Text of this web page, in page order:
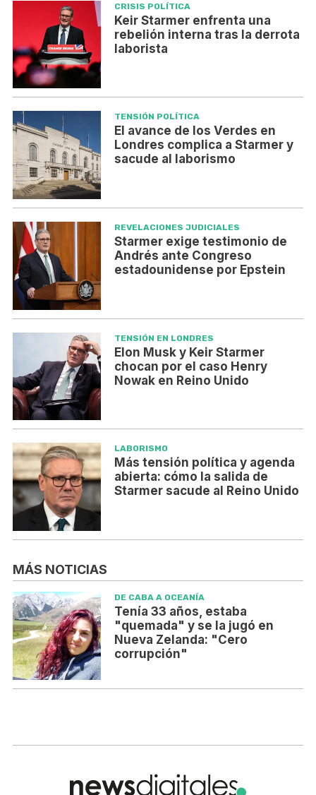
CRISIS POLÍTICA
Keir Starmer enfrenta una
rebelión interna tras la derrota
laborista
TENSIÓN POLÍTICA
El avance de los Verdes en
Londres complica a Starmer y
sacude al laborismo
REVELACIONES JUDICIALES
Starmer exige testimonio de
Andrés ante Congreso
estadounidense por Epstein
TENSIÓN EN LONDRES
Elon Musk y Keir Starmer
chocan por el caso Henry
Nowak en Reino Unido
LABORISMO
Más tensión política y agenda
abierta: cómo la salida de
Starmer sacude al Reino Unido
MÁS NOTICIAS
DE CABA A OCEANÍA
Tenía 33 años, estaba
"quemada" y se la jugó en
Nueva Zelanda: "Cero
corrupción"